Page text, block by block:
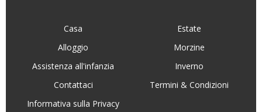
Casa
Estate
Alloggio
Morzine
Assistenza all'infanzia
Inverno
Contattaci
Termini & Condizioni
Informativa sulla Privacy